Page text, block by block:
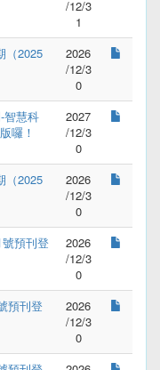
/12/3
1
（2025
2026
/12/3
0
智慧科
囉！
2027
/12/3
0
（2025
2026
/12/3
0
預刊登
2026
/12/3
0
預刊登
2026
/12/3
0